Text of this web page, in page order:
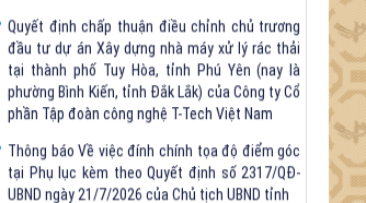
phần Tập đoàn công nghệ T-Tech Việt Nam
Thông báo Về việc đính chính tọa độ điểm góc
tại Phụ lục kèm theo Quyết định số 2317/QĐ-
UBND ngày 21/7/2026 của Chủ tịch UBND tỉnh
V/v triển khai Kết luận Phiên họp lần thứ tư Ban
Chỉ đạo thực hiện mục tiêu tăng trưởng kinh tế
02 con số giai đoạn 2026 - 2030